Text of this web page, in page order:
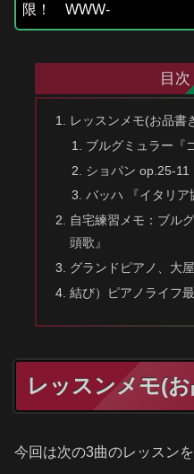
限！ WWW-
目次
レッスンメモ(お品書
ブルグミュラー『
ショパン op.25-11
バッハ 『イタリア
自宅練習メモ：ブル
頭歌』
グランドピアノ、大
結び）ピアノライフ
レッスンメモ(
今回は次の3曲のレッスン